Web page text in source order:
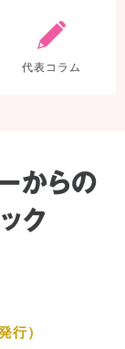
代表コラム
行）